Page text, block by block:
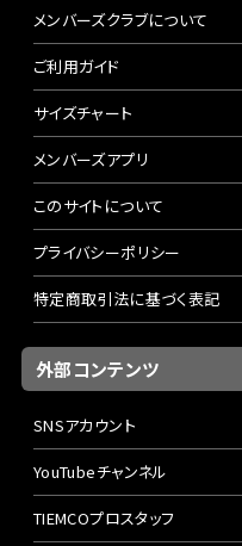
防ぎます。6番クラスの大
届けられるキャスト性能
能。
メンバーズクラブについて
ご利用ガイド
サイズチャート
メンバーズアプリ
このサイトについて
プライバシーポリシー
特定商取引法に基づく表記
外部コンテンツ
SNSアカウント
YouTubeチャンネル
TIEMCOプロスタッフ